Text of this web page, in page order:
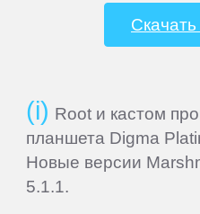
Root и кастом
планшета Digma
Новые версии
5.1.1.
Panasonic
Prestigio
QUMO